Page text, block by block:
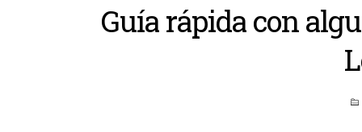
Guía rápida con